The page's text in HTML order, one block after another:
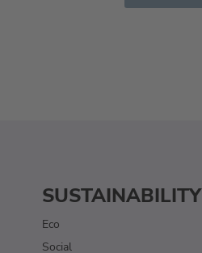
SUSTAINABILITY
Eco
Social